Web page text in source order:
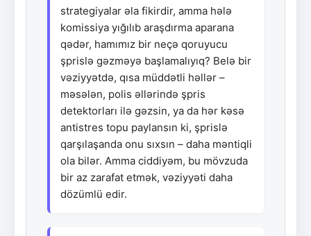
strategiyalar əla fikirdir, amma hələ
komissiya yığılıb araşdırma aparana
qədər, hamımız bir neçə qoruyucu
şprislə gəzməyə başlamalıyıq? Belə bir
vəziyyətdə, qısa müddətli həllər –
məsələn, polis əllərində şpris
detektorları ilə gəzsin, ya da hər kəsə
antistres topu paylansın ki, şprislə
qarşılaşanda onu sıxsın – daha məntiqli
ola bilər. Amma ciddiyəm, bu mövzuda
bir az zarafat etmək, vəziyyəti daha
dözümlü edir.